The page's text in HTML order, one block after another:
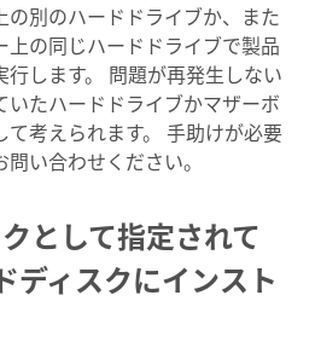
の別のハードドライブか、また
上の同じハードドライブで製品
します。 問題が再発生しない
たハードドライブかマザーボ
考えられます。 手助けが必要
い合わせください。
として指定されて
ディスクにインスト